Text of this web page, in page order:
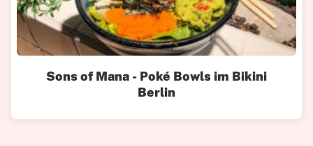
Sons of Mana - Poké Bowls im Bikini
Berlin